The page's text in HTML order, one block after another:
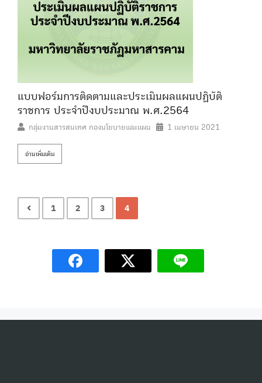
แบบฟอร์มการติดตามและประเมินผลแผนปฏิบัติ
ราชการ ประจําปีงบประมาณ พ.ศ.2564
กลุ่มงานสารสนเทศ กองนโยบายและแผน 1 เมษายน 2021
อ่านเพิ่มเติม
1 2 3 4